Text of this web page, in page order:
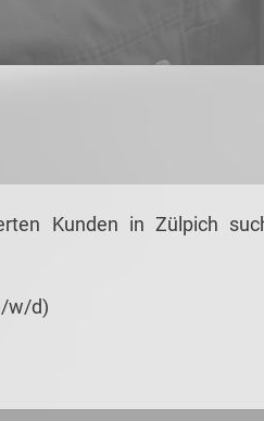
Kunden in Zülpich
w/d)